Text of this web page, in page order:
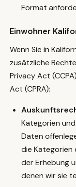
Format
Einwohner
Wenn Sie in
zusätzliche
Privacy Act
Act (CPRA):
Kategorien
Daten
die Kategorien
der Erhebung
denen wir sie